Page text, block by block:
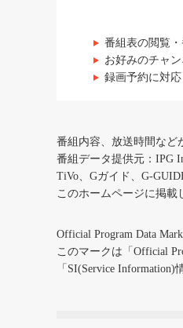
番組表の閲覧
お好みのチャ
録画予約に対
番組内容、放送時間など
番組データ提供元：IPG
TiVo、Gガイド、G-
このホームページに掲載
Official Program Data
このマークは「Official
「SI(Service